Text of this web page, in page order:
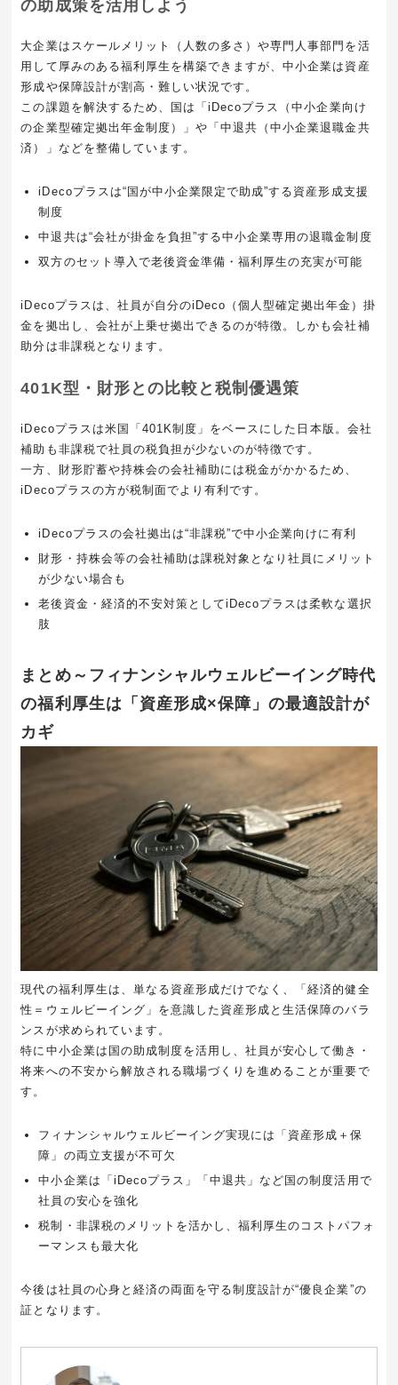
の助成策を活用しよう
大企業はスケールメリット（人数の多さ）や専門人事部門を活
用して厚みのある福利厚生を構築できますが、中小企業は資産
形成や保障設計が割高・難しい状況です。
この課題を解決するため、国は「iDecoプラス（中小企業向け
の企業型確定拠出年金制度）」や「中退共（中小企業退職金共
済）」などを整備しています。
iDecoプラスは“国が中小企業限定で助成”する資産形成支援
制度
中退共は“会社が掛金を負担”する中小企業専用の退職金制度
双方のセット導入で老後資金準備・福利厚生の充実が可能
iDecoプラスは、社員が自分のiDeco（個人型確定拠出年金）掛
金を拠出し、会社が上乗せ拠出できるのが特徴。しかも会社補
助分は非課税となります。
401K型・財形との比較と税制優遇策
iDecoプラスは米国「401K制度」をベースにした日本版。会社
補助も非課税で社員の税負担が少ないのが特徴です。
一方、財形貯蓄や持株会の会社補助には税金がかかるため、
iDecoプラスの方が税制面でより有利です。
iDecoプラスの会社拠出は“非課税”で中小企業向けに有利
財形・持株会等の会社補助は課税対象となり社員にメリット
が少ない場合も
老後資金・経済的不安対策としてiDecoプラスは柔軟な選択
肢
まとめ～フィナンシャルウェルビーイング時代
の福利厚生は「資産形成×保障」の最適設計が
カギ
現代の福利厚生は、単なる資産形成だけでなく、「経済的健全
性＝ウェルビーイング」を意識した資産形成と生活保障のバラ
ンスが求められています。
特に中小企業は国の助成制度を活用し、社員が安心して働き・
将来への不安から解放される職場づくりを進めることが重要で
す。
フィナンシャルウェルビーイング実現には「資産形成＋保
障」の両立支援が不可欠
中小企業は「iDecoプラス」「中退共」など国の制度活用で
社員の安心を強化
税制・非課税のメリットを活かし、福利厚生のコストパフォ
ーマンスも最大化
今後は社員の心身と経済の両面を守る制度設計が“優良企業”の
証となります。